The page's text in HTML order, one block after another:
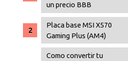
un precio BBB
Placa base MSI X570
Gaming Plus (AM4)
Como convertir tu